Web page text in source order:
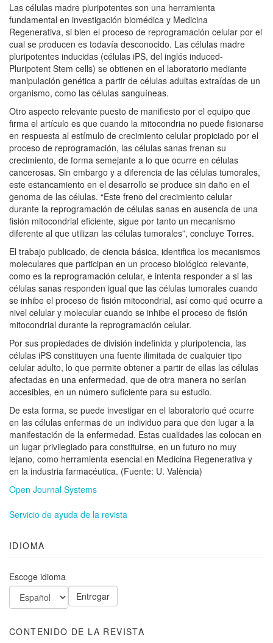
Las células madre pluripotentes son una herramienta
fundamental en investigación biomédica y Medicina
Regenerativa, si bien el proceso de reprogramación celular por el
cual se producen es todavía desconocido. Las células madre
pluripotentes inducidas (células iPS, del inglés induced-
Pluripotent Stem cells) se obtienen en el laboratorio mediante
manipulación genética a partir de células adultas extraídas de un
organismo, como las células sanguíneas.
Otro aspecto relevante puesto de manifiesto por el equipo que
firma el artículo es que cuando la mitocondria no puede fisionarse
en respuesta al estímulo de crecimiento celular propiciado por el
proceso de reprogramación, las células sanas frenan su
crecimiento, de forma semejante a lo que ocurre en células
cancerosas. Sin embargo y a diferencia de las células tumorales,
este estancamiento en el desarrollo se produce sin daño en el
genoma de las células. “Este freno del crecimiento celular
durante la reprogramación de células sanas en ausencia de una
fisión mitocondrial eficiente, sigue por tanto un mecanismo
diferente al que utilizan las células tumorales”, concluye Torres.
El trabajo publicado, de ciencia básica, identifica los mecanismos
moleculares que participan en un proceso biológico relevante,
como es la reprogramación celular, e intenta responder a si las
células sanas responden igual que las células tumorales cuando
se inhibe el proceso de fisión mitocondrial, así como qué ocurre a
nivel celular y molecular cuando se inhibe el proceso de fisión
mitocondrial durante la reprogramación celular.
Por sus propiedades de división indefinida y pluripotencia, las
células iPS constituyen una fuente ilimitada de cualquier tipo
celular adulto, lo que permite obtener a partir de ellas las células
afectadas en una enfermedad, que de otra manera no serían
accesibles, en un número suficiente para su estudio.
De esta forma, se puede investigar en el laboratorio qué ocurre
en las células enfermas de un individuo para que den lugar a la
manifestación de la enfermedad. Estas cualidades las colocan en
un lugar privilegiado para constituirse, en un futuro no muy
lejano, como herramienta esencial en Medicina Regenerativa y
en la industria farmacéutica. (Fuente: U. València)
Open Journal Systems
Servicio de ayuda de la revista
IDIOMA
Escoge idioma
CONTENIDO DE LA REVISTA